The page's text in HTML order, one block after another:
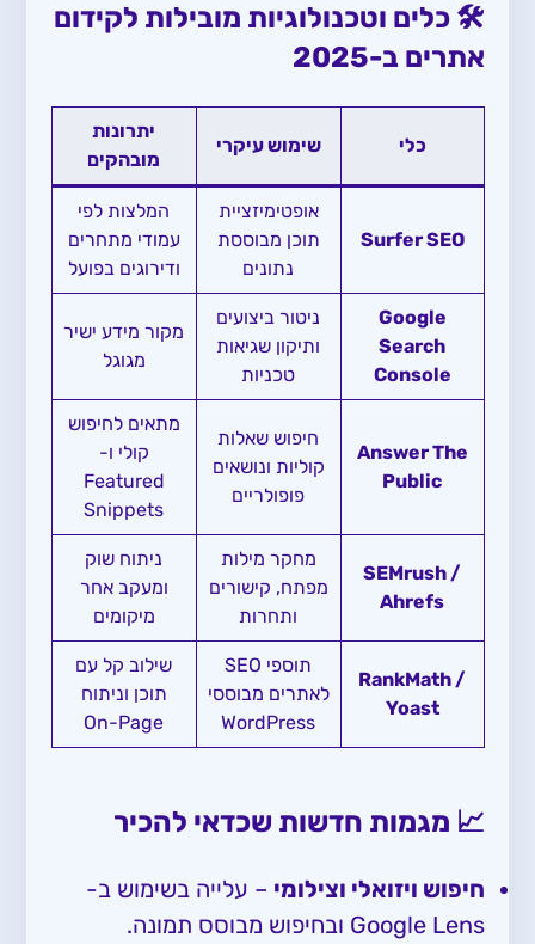
🛠 כלים וטכנולוגיות מובילות לקידום
אתרים ב-2025
כלי שימוש עיקרי
יתרונות
מובהקים
Surfer SEO
אופטימיזציית
תוכן מבוססת
נתונים
המלצות לפי
עמודי מתחרים
ודירוגים בפועל
Google
Search
Console
ניטור ביצועים
ותיקון שגיאות
טכניות
מקור מידע ישיר
מגוגל
Answer The
Public
חיפוש שאלות
קוליות ונושאים
פופולריים
מתאים לחיפוש
קולי ו-
Featured
Snippets
SEMrush /
Ahrefs
מחקר מילות
מפתח, קישורים
ותחרות
ניתוח שוק
ומעקב אחר
מיקומים
RankMath /
Yoast
תוספי SEO
לאתרים מבוססי
WordPress
שילוב קל עם
תוכן וניתוח
On-Page
📈 מגמות חדשות שכדאי להכיר
חיפוש ויזואלי וצילומי – עלייה בשימוש ב-
Google Lens ובחיפוש מבוסס תמונה.